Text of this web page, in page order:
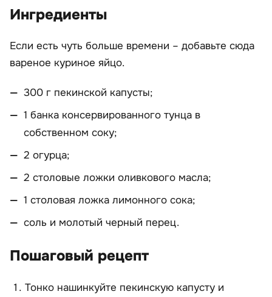
Ингредиенты
Если есть чуть больше времени – добавьте сюда
вареное куриное яйцо.
300 г пекинской капусты;
1 банка консервированного тунца в
собственном соку;
2 огурца;
2 столовые ложки оливкового масла;
1 столовая ложка лимонного сока;
соль и молотый черный перец.
Пошаговый рецепт
Тонко нашинкуйте пекинскую капусту и